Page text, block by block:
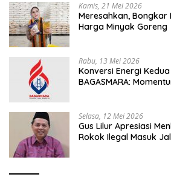
Kamis, 21 Mei 2026
Meresahkan, Bongkar
Harga Minyak Goreng
Rabu, 13 Mei 2026
Konversi Energi Kedua
BAGASMARA:
Selasa, 12 Mei 2026
Gus Lilur Apresiasi
Rokok Ilegal Masuk